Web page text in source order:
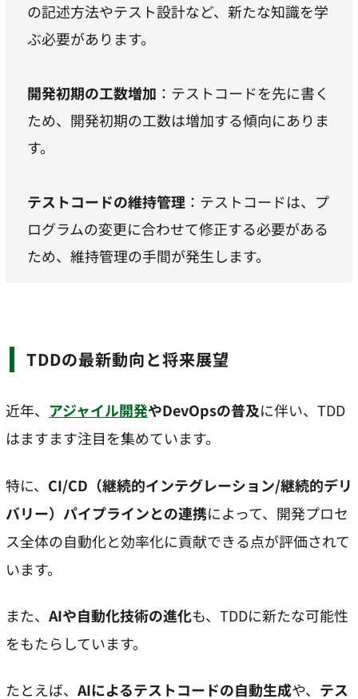
の記述方法やテスト設計など、新たな知識を学
ぶ必要があります。
開発初期の工数増加 ：テストコードを先に書く
ため、開発初期の工数は増加する傾向にありま
す。
テストコードの維持管理：テストコードは、プ
ログラムの変更に合わせて修正する必要がある
ため、維持管理の手間が発生します。
TDDの最新動向と将来展望
近年、 アジャイル開発やDevOpsの普及に伴い、TDD
はますます注目を集めています。
特に、 CI/CD（継続的インテグレーション/継続的デリ
バリー）パイプラインとの連携によって、開発プロセ
ス全体の自動化と効率化に貢献できる点が評価されて
います。
また、 AIや自動化技術の進化も、TDDに新たな可能性
をもたらしています。
たとえば、 AIによるテストコードの自動生成や、 テス